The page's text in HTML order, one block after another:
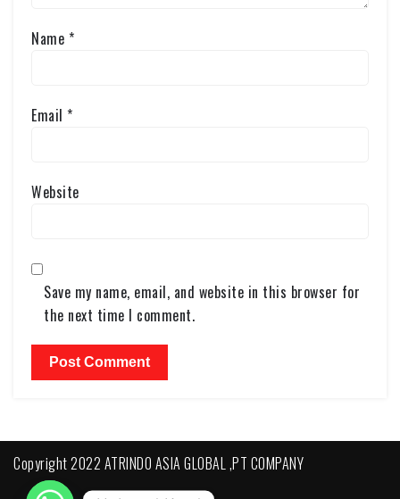
Name *
Email *
Website
Save my name, email, and website in this browser for
the next time I comment.